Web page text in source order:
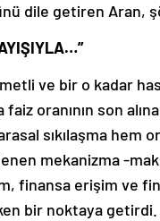
dile getiren Aran,
ve bir o kadar
oranının son
sıkılaşma hem
mekanizma -
finansa erişim ve
bir noktaya